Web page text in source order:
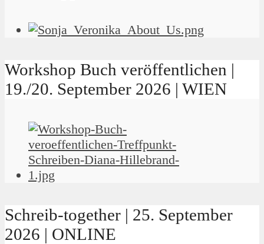
Workshop Buch veröffentlichen |
19./20. September 2026 | WIEN
Schreib-together | 25. September
2026 | ONLINE